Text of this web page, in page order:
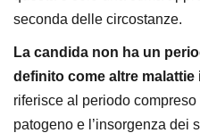
seconda delle circostanze.
La candida non ha un
definito come altre malattie
riferisce al periodo compreso
patogeno e l’insorgenza dei